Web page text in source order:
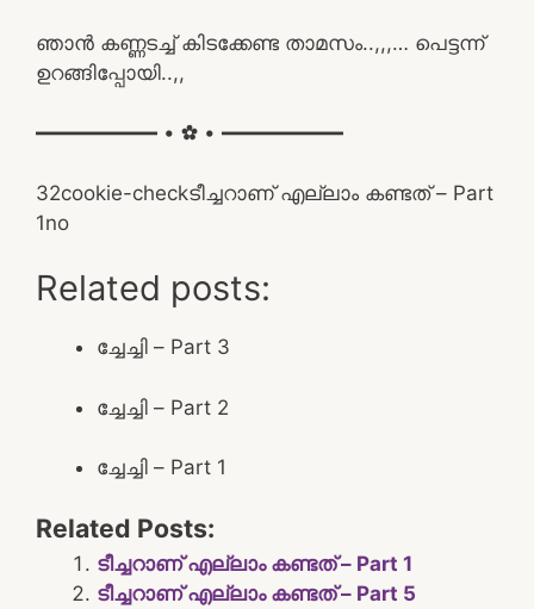
ഞാൻ കണ്ണടച്ച് കിടക്കേണ്ട താമസം..,,,… പെട്ടന്ന്
ഉറങ്ങിപ്പോയി..,,
━━━━━━ • ✿ • ━━━━━━
32cookie-checkടീച്ചറാണ് എല്ലാം കണ്ടത് – Part
1no
Related posts:
ച്ചേച്ചി – Part 3
ച്ചേച്ചി – Part 2
ച്ചേച്ചി – Part 1
Related Posts:
ടീച്ചറാണ് എല്ലാം കണ്ടത് – Part 1
ടീച്ചറാണ് എല്ലാം കണ്ടത് – Part 5